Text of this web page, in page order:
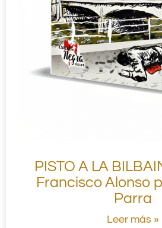
PISTO A LA
Francisco Alonso
Parra
Leer más »